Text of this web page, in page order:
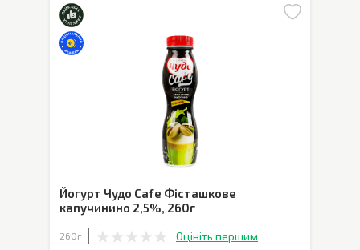
Йогурт Чудо Cafe Фісташкове
капучинино 2,5%, 260г
260г Оцініть першим